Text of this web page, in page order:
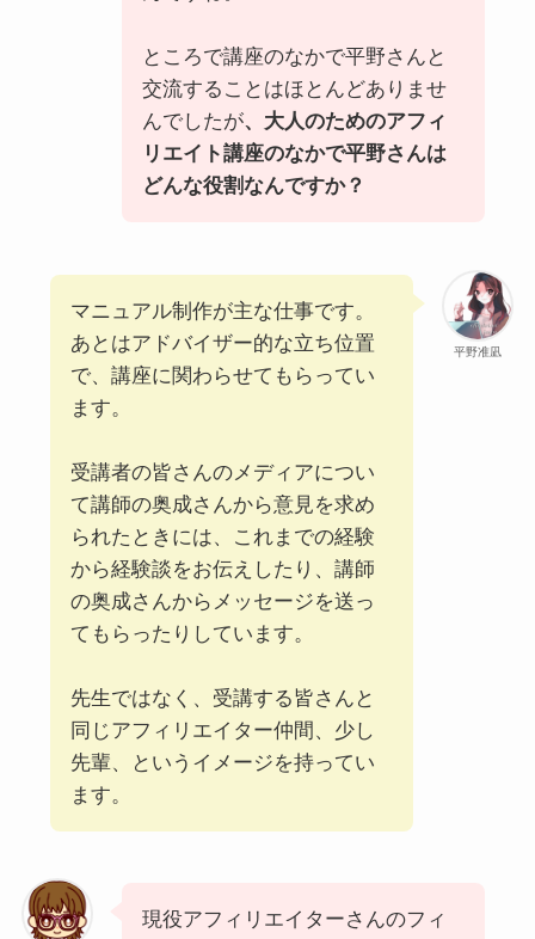
ところで講座のなかで平野さんと
交流することはほとんどありませ
んでしたが、大人のためのアフィ
リエイト講座のなかで平野さんは
どんな役割なんですか？
平野准凪
マニュアル制作が主な仕事です。
あとはアドバイザー的な立ち位置
で、講座に関わらせてもらってい
ます。
受講者の皆さんのメディアについ
て講師の奥成さんから意見を求め
られたときには、これまでの経験
から経験談をお伝えしたり、講師
の奥成さんからメッセージを送っ
てもらったりしています。
先生ではなく、受講する皆さんと
同じアフィリエイター仲間、少し
先輩、というイメージを持ってい
ます。
現役アフィリエイターさんのフィ